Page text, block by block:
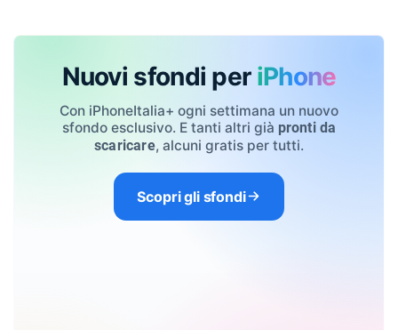
Nuovi sfondi per iPhone
Con iPhoneItalia+ ogni settimana un nuovo
sfondo esclusivo. E tanti altri già pronti da
scaricare, alcuni gratis per tutti.
Scopri gli sfondi